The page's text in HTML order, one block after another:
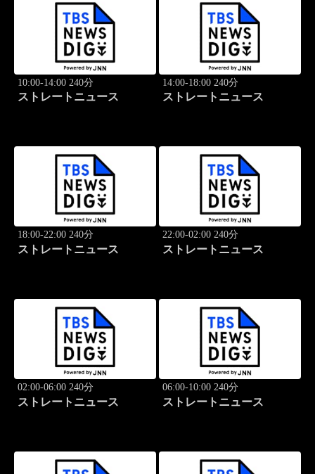
10:00-14:00 240分
ストレートニュース
14:00-18:00 240分
ストレートニュース
18:00-22:00 240分
ストレートニュース
22:00-02:00 240分
ストレートニュース
02:00-06:00 240分
ストレートニュース
06:00-10:00 240分
ストレートニュース